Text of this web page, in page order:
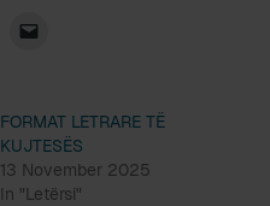
FORMAT LETRARE TË
KUJTESËS
13 November 2025
In "Letërsi"